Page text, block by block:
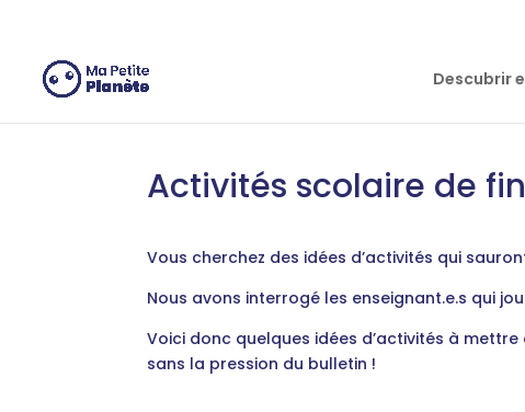
Descubrir
Activités scolaire de
Vous cherchez des idées d’activités qui
Nous avons interrogé les enseignant.e.s qui
Voici donc quelques idées d’activités à
sans la pression du bulletin !